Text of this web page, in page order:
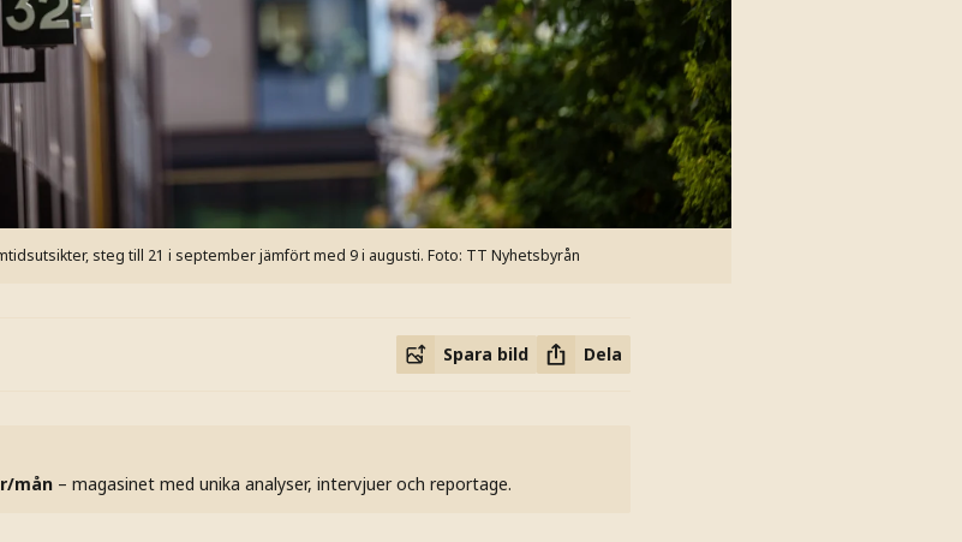
steg till 21 i september jämfört med 9 i augusti. Foto: TT Nyhetsbyrån
Spara bild Dela
mån – magasinet med unika analyser, intervjuer och reportage.